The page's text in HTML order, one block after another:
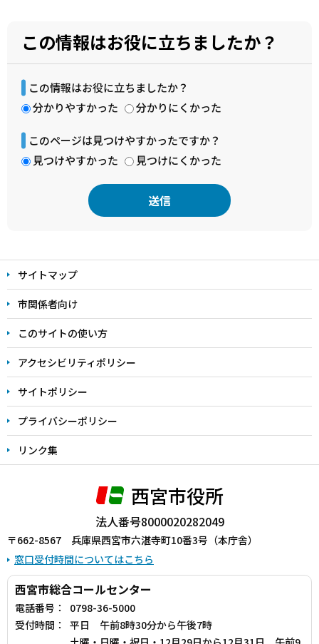
この情報はお役に立ちましたか？
この情報はお役に立ちましたか？
分かりやすかった
分かりにくかった
このページは見つけやすかったですか？
見つけやすかった
見つけにくかった
文
こ
こ
ま
で
サイトマップ
市関係者向け
このサイトの使い方
アクセシビリティポリシー
サイトポリシー
プライバシーポリシー
リンク集
西宮市役所
法人番号8000020282049
〒662-8567 兵庫県西宮市六湛寺町10番3号（本庁舎）
窓口受付時間についてはこちら
西宮市総合コールセンター
電話番号：
0798-36-5000
受付時間：
平日 午前8時30分から午後7時